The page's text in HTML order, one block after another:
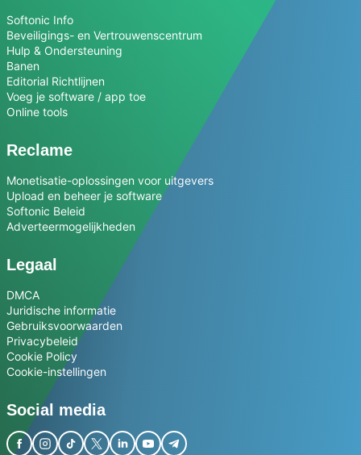
Softonic Info
Beveiligings- en Vertrouwenscentrum
Hulp & Ondersteuning
Banen
Editorial Richtlijnen
Voeg je software / app toe
Online tools
Reclame
Monetisatie-oplossingen voor uitgevers
Upload en beheer je software
Softonic Beleid
Adverteermogelijkheden
Legaal
DMCA
Juridische informatie
Gebruiksvoorwaarden
Privacybeleid
Cookie Policy
Cookie-instellingen
Social media